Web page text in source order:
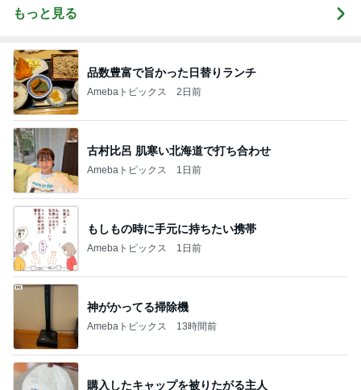
もっと見る
品数豊富で旨かった日替りランチ
Amebaトピックス 2日前
古村比呂 肌寒い北海道で打ち合わせ
Amebaトピックス 1日前
もしもの時に手元に持ちたい携帯
Amebaトピックス 1日前
神がかってる掃除機
Amebaトピックス 13時間前
購入したキャップを被りたがる主人